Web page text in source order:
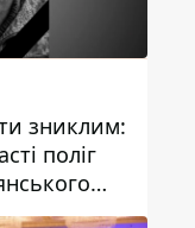
зниклим:
поліг